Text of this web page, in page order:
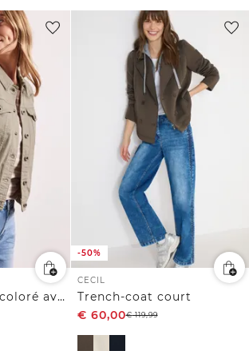
Veste en denim coloré avec poches
-50%
CECIL
Trench-coat court
€ 60,00€119,99